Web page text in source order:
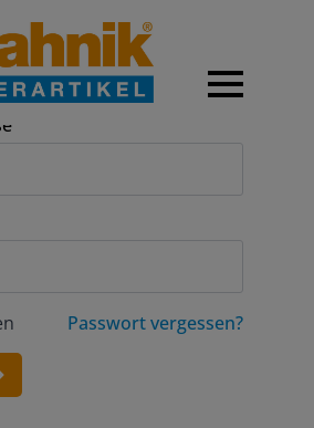
Passwort vergessen?